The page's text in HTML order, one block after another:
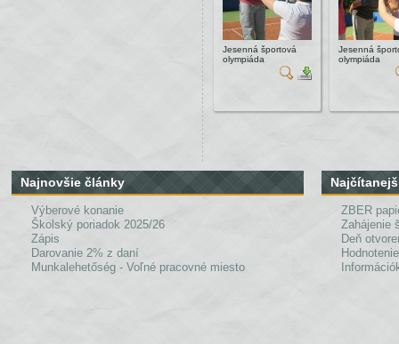
Jesenná športová
olympiáda
Jesenná
olympiáda
Najnovšie články
Výberové konanie
Školský poriadok 2025/26
Zápis
Darovanie 2% z daní
Munkalehetőség - Voľné pracovné miesto
ZBER
Zahájenie
Deň